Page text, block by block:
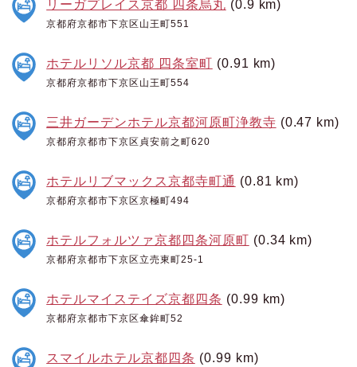
リーガプレイス京都 四条烏丸 (0.9 km)
京都府京都市下京区山王町551
ホテルリソル京都 四条室町 (0.91 km)
京都府京都市下京区山王町554
三井ガーデンホテル京都河原町浄教寺 (0.47 km)
京都府京都市下京区貞安前之町620
ホテルリブマックス京都寺町通 (0.81 km)
京都府京都市下京区京極町494
ホテルフォルツァ京都四条河原町 (0.34 km)
京都府京都市下京区立売東町25-1
ホテルマイステイズ京都四条 (0.99 km)
京都府京都市下京区傘鉾町52
スマイルホテル京都四条 (0.99 km)